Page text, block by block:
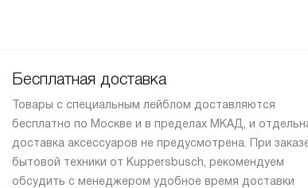
Бесплатная доставка
Товары с специальным лейблом доставляются
бесплатно по Москве и в пределах МКАД, и
доставка аксессуаров не предусмотрена. При
бытовой техники от Kuppersbusch, рекомендуем
обсудить с менеджером удобное время доставки